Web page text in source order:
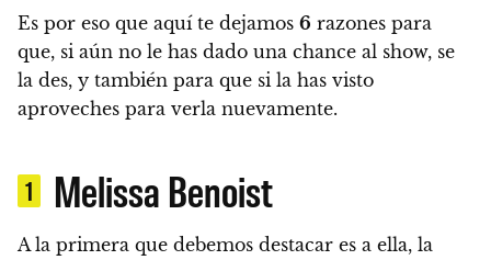
Es por eso que aquí te dejamos 6 razones para
que, si aún no le has dado una chance al show, se
la des, y también para que si la has visto
aproveches para verla nuevamente.
1 Melissa Benoist
A la primera que debemos destacar es a ella, la